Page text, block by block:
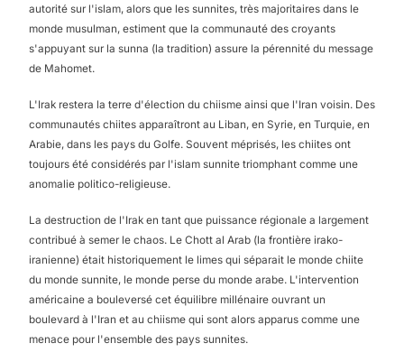
autorité sur l'islam, alors que les sunnites, très majoritaires dans le
monde musulman, estiment que la communauté des croyants
s'appuyant sur la sunna (la tradition) assure la pérennité du message
de Mahomet.
L'Irak restera la terre d'élection du chiisme ainsi que l'Iran voisin. Des
communautés chiites apparaîtront au Liban, en Syrie, en Turquie, en
Arabie, dans les pays du Golfe. Souvent méprisés, les chiites ont
toujours été considérés par l'islam sunnite triomphant comme une
anomalie politico-religieuse.
La destruction de l'Irak en tant que puissance régionale a largement
contribué à semer le chaos. Le Chott al Arab (la frontière irako-
iranienne) était historiquement le limes qui séparait le monde chiite
du monde sunnite, le monde perse du monde arabe. L'intervention
américaine a bouleversé cet équilibre millénaire ouvrant un
boulevard à l'Iran et au chiisme qui sont alors apparus comme une
menace pour l'ensemble des pays sunnites.
5
2025, l’année la plus
meurtrière selon le